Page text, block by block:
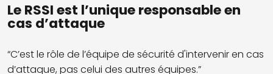
Le RSSI est l’unique responsable en
cas d’attaque
“C’est le rôle de l’équipe de sécurité d'intervenir en cas
d’attaque, pas celui des autres équipes.”